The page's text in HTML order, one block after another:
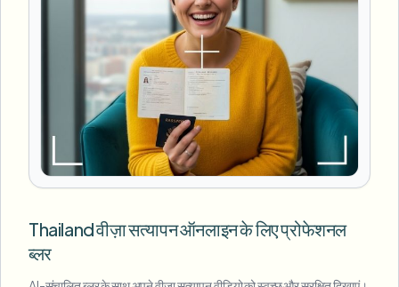
Thailand वीज़ा सत्यापन ऑनलाइन के लिए प्रोफेशनल
ब्लर